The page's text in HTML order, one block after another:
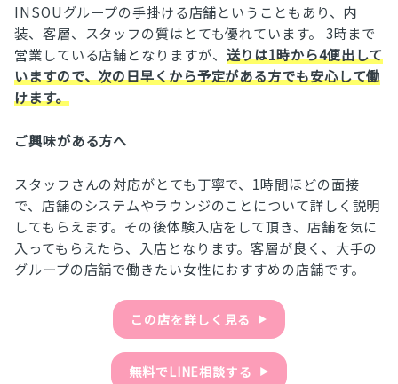
INSOUグループの手掛ける店舗ということもあり、内
装、客層、スタッフの質はとても優れています。 3時まで
営業している店舗となりますが、 送りは1時から4便出して
いますので、次の日早くから予定がある方でも安心して働
けます。
ご興味がある方へ
スタッフさんの対応がとても丁寧で、1時間ほどの面接
で、店舗のシステムやラウンジのことについて詳しく説明
してもらえます。その後体験入店をして頂き、店舗を気に
入ってもらえたら、入店となります。客層が良く、大手の
グループの店舗で働きたい女性におすすめの店舗です。
この店を詳しく見る ▶︎
無料でLINE相談する ▶︎